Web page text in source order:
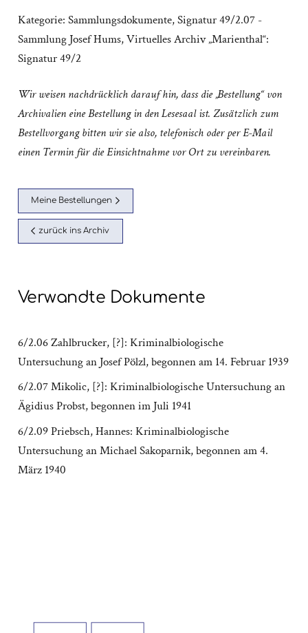
Kategorie: Sammlungsdokumente,Signatur 49/2.07 -
Sammlung Josef Hums,Virtuelles Archiv „Marienthal“:
Signatur 49/2
Wir weisen nachdrücklich darauf hin, dass die „Bestellung“ von
Archivalien eine Bestellung in den Lesesaal ist. Zusätzlich zum
Bestellvorgang bitten wir sie also, telefonisch oder per E-Mail
einen Termin für die Einsichtnahme vor Ort zu vereinbaren.
Meine Bestellungen
zurück ins Archiv
Verwandte Dokumente
6/2.06 Zahlbrucker, [?]: Kriminalbiologische
Untersuchung an Josef Pölzl, begonnen am 14. Februar 1939
6/2.07 Mikolic, [?]: Kriminalbiologische Untersuchung an
Ägidius Probst, begonnen im Juli 1941
6/2.09 Priebsch, Hannes: Kriminalbiologische
Untersuchung an Michael Sakoparnik, begonnen am 4.
März 1940